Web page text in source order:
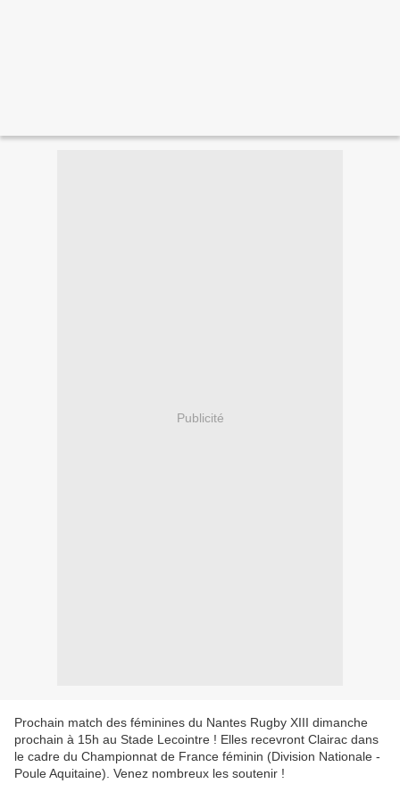
Publicité
Prochain match des féminines du Nantes Rugby XIII dimanche
prochain à 15h au Stade Lecointre ! Elles recevront Clairac dans
le cadre du Championnat de France féminin (Division Nationale -
Poule Aquitaine). Venez nombreux les soutenir !